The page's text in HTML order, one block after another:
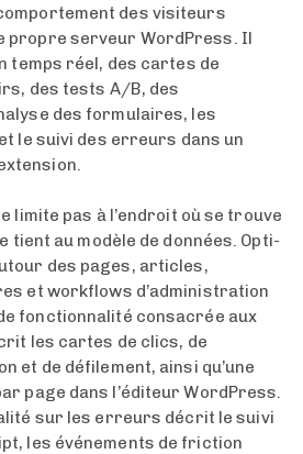
des visiteurs
propre serveur WordPress. Il
temps réel, des cartes de
des tests A/B, des
des formulaires, les
le suivi des erreurs dans un
limite pas à l’endroit où se trouve
tient au modèle de données. Opti-
des pages, articles,
et workflows d’administration
fonctionnalité consacrée aux
les cartes de clics, de
et de défilement, ainsi qu’une
page dans l’éditeur WordPress.
sur les erreurs décrit le suivi
les événements de friction